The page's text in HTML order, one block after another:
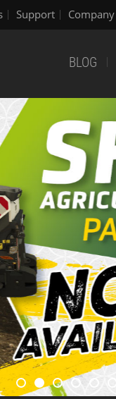
Support Company
BLOG